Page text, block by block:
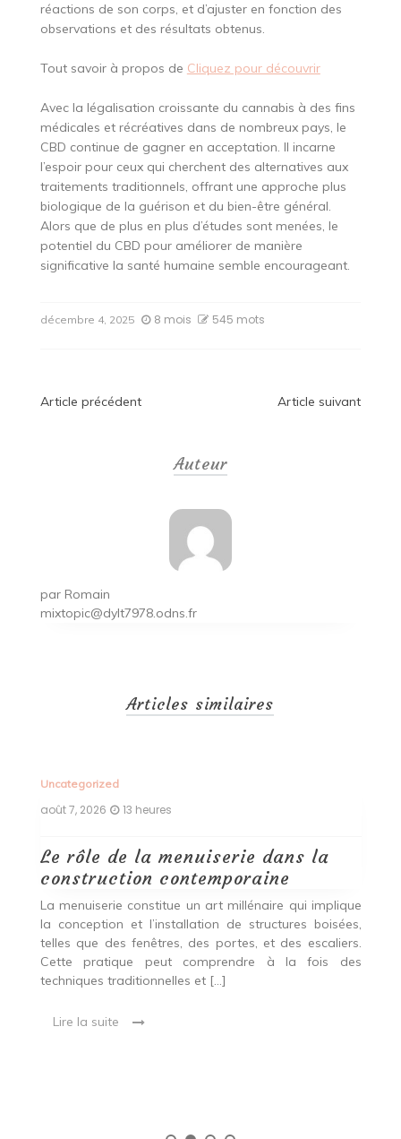
réactions de son corps, et d’ajuster en fonction des
observations et des résultats obtenus.
Tout savoir à propos de Cliquez pour découvrir
Avec la légalisation croissante du cannabis à des fins
médicales et récréatives dans de nombreux pays, le
CBD continue de gagner en acceptation. Il incarne
l’espoir pour ceux qui cherchent des alternatives aux
traitements traditionnels, offrant une approche plus
biologique de la guérison et du bien-être général.
Alors que de plus en plus d’études sont menées, le
potentiel du CBD pour améliorer de manière
significative la santé humaine semble encourageant.
décembre 4, 2025 8 mois 545 mots
Navigation
Article précédent Article suivant
Auteur
par Romain
mixtopic@dylt7978.odns.fr
Articles similaires
Uncategorized
août 7, 2026 13 heures
Le rôle de la menuiserie dans la
construction contemporaine
La menuiserie constitue un art millénaire qui implique
la conception et l’installation de structures boisées,
telles que des fenêtres, des portes, et des escaliers.
Cette pratique peut comprendre à la fois des
techniques traditionnelles et […]
Lire la suite